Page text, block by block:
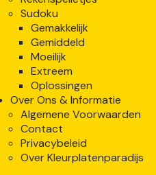
Sudoku
Gemakkelijk
Gemiddeld
Moeilijk
Extreem
Oplossingen
Over Ons & Informatie
Algemene Voorwaarden
Contact
Privacybeleid
Over Kleurplatenparadijs